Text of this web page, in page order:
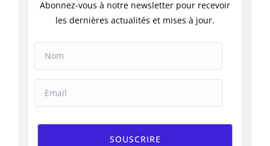
Abonnez-vous à notre newsletter pour recevoir
les dernières actualités et mises à jour.
SOUSCRIRE